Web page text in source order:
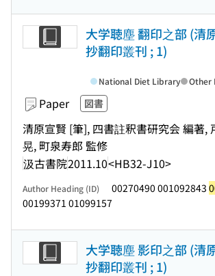
大学聴塵 翻印之部 (清
抄翻印叢刊 ; 1)
Paper 図書
清原宣賢 [筆], 四書註釈書研究会 編著,
晃, 町泉寿郎 監修
汲古書院2011.10<HB32-J10>
National Diet Library Other
Author Heading (ID) 00270490 001092843
00199371 01099157
大学聴塵 影印之部 (清
抄翻印叢刊 ; 1)